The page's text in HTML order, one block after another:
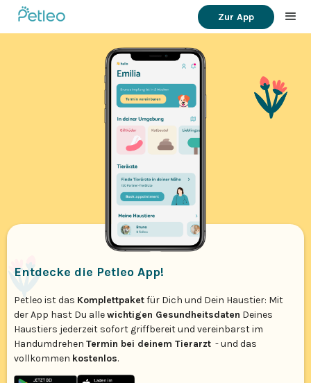
Zur App
Entdecke die Petleo App!
Petleo ist das Komplettpaketfür Dich und Dein Haustier: Mit
der App hast Du allewichtigen Gesundheitsdaten Deines
Haustiers jederzeit sofort griffbereit und vereinbarst im
Handumdrehen Termin bei deinem Tierarzt - und das
vollkommen kostenlos.